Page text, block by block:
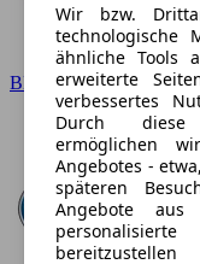
BMW
Wir bzw.
technologische
ähnliche Tools
erweiterte
verbessertes
Durch diese
ermöglichen
Angebotes -
späteren
Angebote